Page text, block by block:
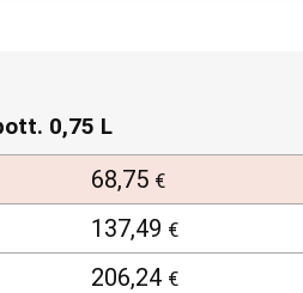
0,75 L
68,75 €
137,49 €
206,24 €